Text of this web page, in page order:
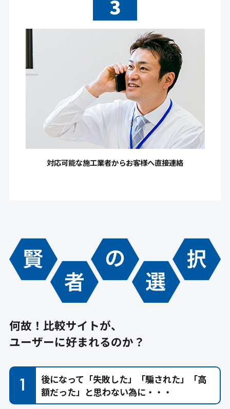
対応可能な施工業者からお客様へ直接連絡
何故！比較サイトが、
ユーザーに好まれるのか？
後になって「失敗した」「騙された」「高
額だった」と思わない為に・・・